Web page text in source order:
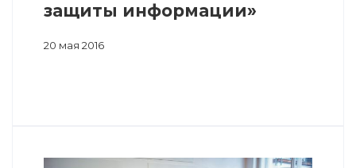
защиты информации»
20 мая 2016